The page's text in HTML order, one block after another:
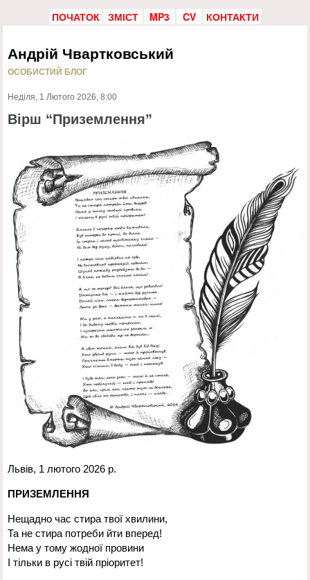
ПОЧАТОК ЗМІСТ MP3 CV КОНТАКТИ
Андрій Чвартковський
ОСОБИСТИЙ БЛОГ
Вірш “Приземлення”
Неділя, 1 Лютого 2026, 8:00
Львів, 1 лютого 2026 р.
ПРИЗЕМЛЕННЯ
Нещадно час стира твої хвилини,
Та не стира потреби йти вперед!
Нема у тому жодної провини
І тільки в русі твій пріоритет!